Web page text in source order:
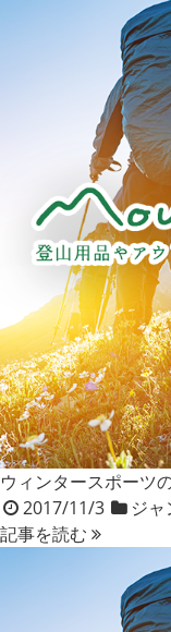
ウィンタースポーツ
2017/11/3
ジャ
記事を読む